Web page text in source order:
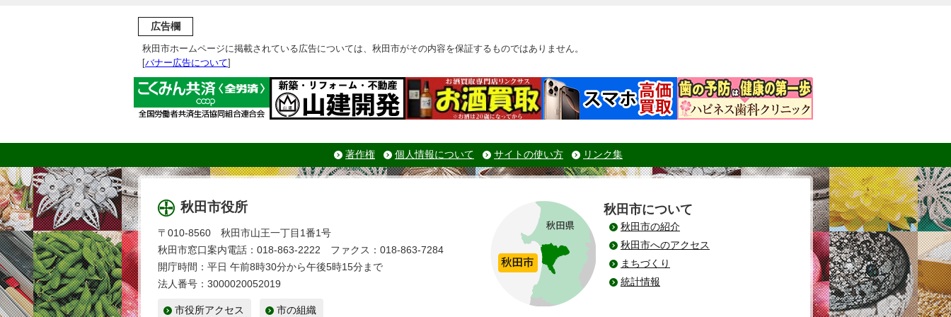
広告欄
秋田市ホームページに掲載されている広告については、秋田市がその内容を保証するものではありません。
[バナー広告について]
著作権 個人情報について サイトの使い方 リンク集
秋田市役所
〒010-8560 秋田市山王一丁目1番1号
秋田市窓口案内電話：018-863-2222 ファクス：018-863-7284
開庁時間：平日 午前8時30分から午後5時15分まで
法人番号：3000020052019
市役所アクセス 市の組織
秋田市について
秋田市の紹介
秋田市へのアクセス
まちづくり
統計情報